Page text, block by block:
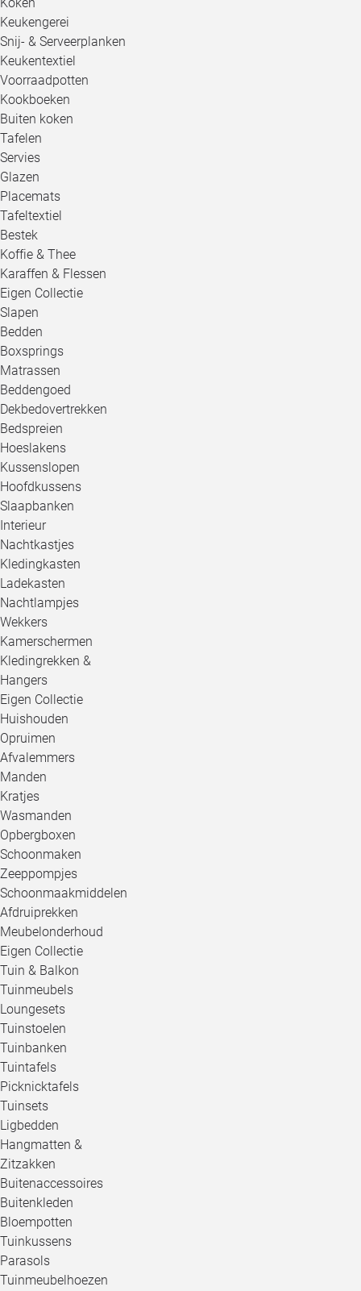
Keukengerei
Snij- & Serveerplanken
Keukentextiel
Voorraadpotten
Kookboeken
Buiten koken
Tafelen
Servies
Glazen
Placemats
Tafeltextiel
Bestek
Koffie & Thee
Karaffen & Flessen
Eigen Collectie
Slapen
Bedden
Boxsprings
Matrassen
Beddengoed
Dekbedovertrekken
Bedspreien
Hoeslakens
Kussenslopen
Hoofdkussens
Slaapbanken
Interieur
Nachtkastjes
Kledingkasten
Ladekasten
Nachtlampjes
Wekkers
Kamerschermen
Kledingrekken &
Hangers
Eigen Collectie
Huishouden
Opruimen
Afvalemmers
Manden
Kratjes
Wasmanden
Opbergboxen
Schoonmaken
Zeeppompjes
Schoonmaakmiddelen
Afdruiprekken
Meubelonderhoud
Eigen Collectie
Tuin & Balkon
Tuinmeubels
Loungesets
Tuinstoelen
Tuinbanken
Tuintafels
Picknicktafels
Tuinsets
Ligbedden
Hangmatten &
Zitzakken
Buitenaccessoires
Buitenkleden
Bloempotten
Tuinkussens
Parasols
Tuinmeubelhoezen